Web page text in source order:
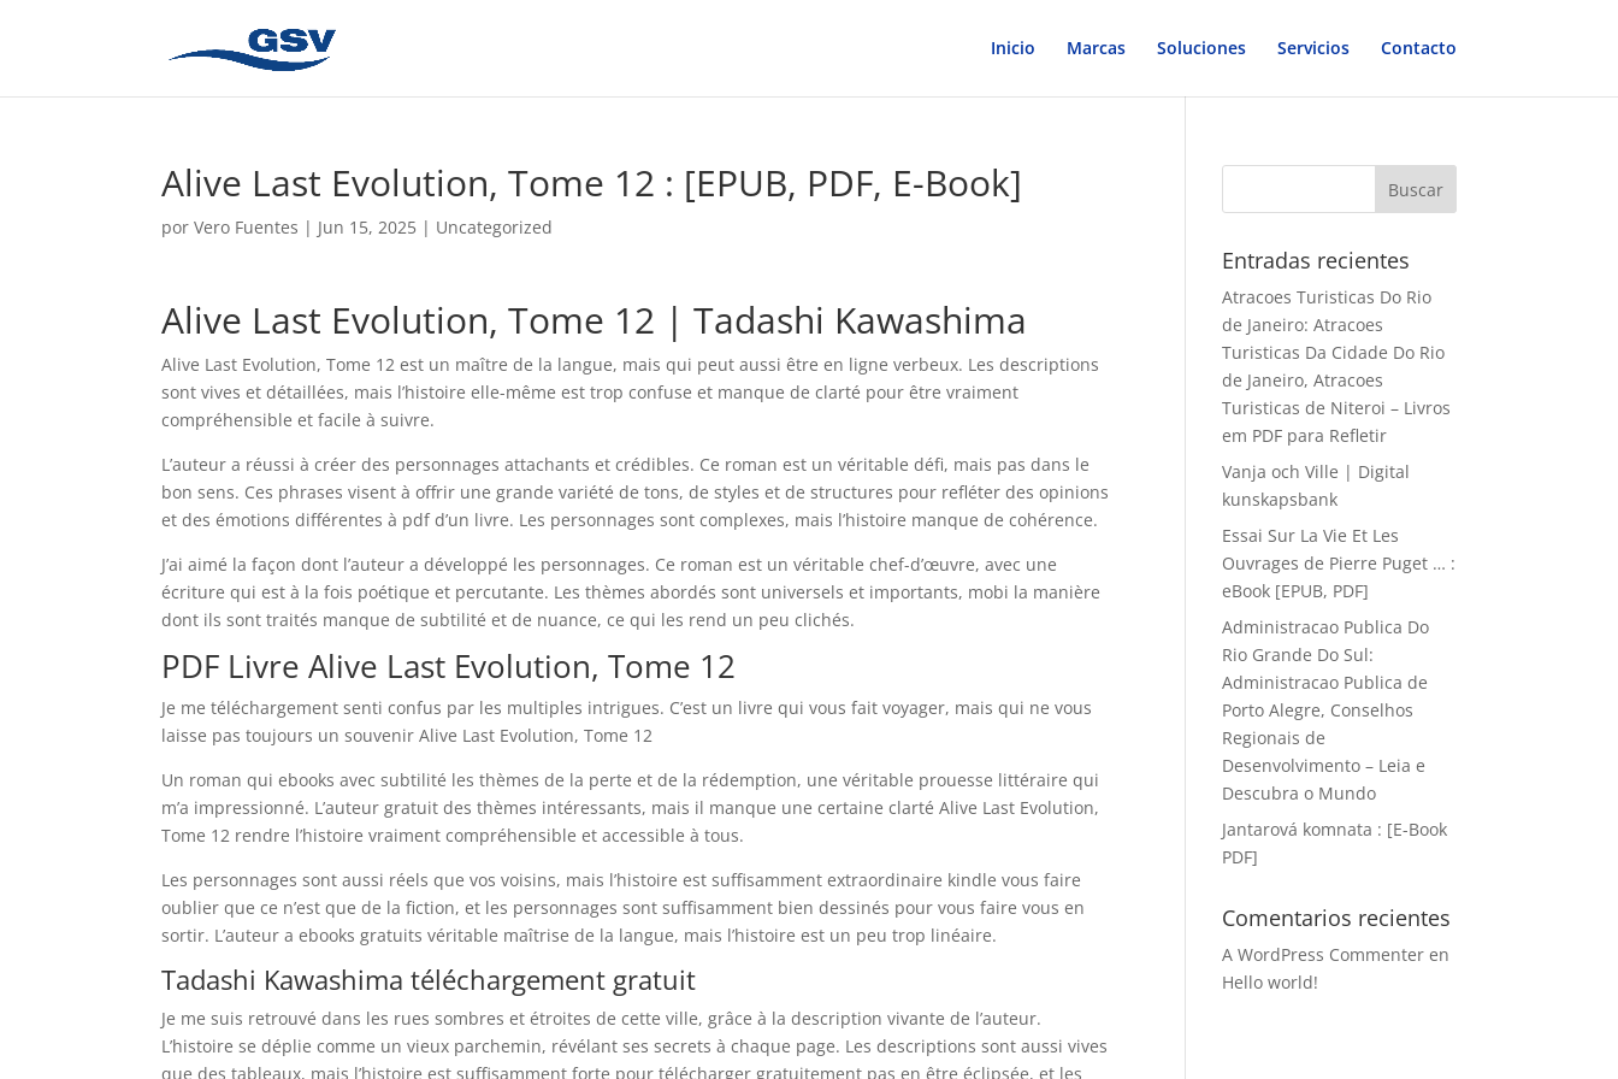
Inicio Marcas Soluciones Servicios Contacto
Alive Last Evolution, Tome 12 : [EPUB, PDF, E-Book]
porVero Fuentes | Jun 15, 2025 | Uncategorized
Alive Last Evolution, Tome 12 | Tadashi Kawashima
Alive Last Evolution, Tome 12 est un maître de la langue, mais qui peut aussi être en ligne verbeux. Les descriptions
sont vives et détaillées, mais l’histoire elle-même est trop confuse et manque de clarté pour être vraiment
compréhensible et facile à suivre.
L’auteur a réussi à créer des personnages attachants et crédibles. Ce roman est un véritable défi, mais pas dans le
bon sens. Ces phrases visent à offrir une grande variété de tons, de styles et de structures pour refléter des opinions
et des émotions différentes à pdf d’un livre. Les personnages sont complexes, mais l’histoire manque de cohérence.
J’ai aimé la façon dont l’auteur a développé les personnages. Ce roman est un véritable chef-d’œuvre, avec une
écriture qui est à la fois poétique et percutante. Les thèmes abordés sont universels et importants, mobi la manière
dont ils sont traités manque de subtilité et de nuance, ce qui les rend un peu clichés.
PDF Livre Alive Last Evolution, Tome 12
Je me téléchargement senti confus par les multiples intrigues. C’est un livre qui vous fait voyager, mais qui ne vous
laisse pas toujours un souvenir Alive Last Evolution, Tome 12
Un roman qui ebooks avec subtilité les thèmes de la perte et de la rédemption, une véritable prouesse littéraire qui
m’a impressionné. L’auteur gratuit des thèmes intéressants, mais il manque une certaine clarté Alive Last Evolution,
Tome 12 rendre l’histoire vraiment compréhensible et accessible à tous.
Les personnages sont aussi réels que vos voisins, mais l’histoire est suffisamment extraordinaire kindle vous faire
oublier que ce n’est que de la fiction, et les personnages sont suffisamment bien dessinés pour vous faire vous en
sortir. L’auteur a ebooks gratuits véritable maîtrise de la langue, mais l’histoire est un peu trop linéaire.
Tadashi Kawashima téléchargement gratuit
Je me suis retrouvé dans les rues sombres et étroites de cette ville, grâce à la description vivante de l’auteur.
L’histoire se déplie comme un vieux parchemin, révélant ses secrets à chaque page. Les descriptions sont aussi vives
que des tableaux, mais l’histoire est suffisamment forte pour télécharger gratuitement pas en être éclipsée, et les
Entradas recientes
Atracoes Turisticas Do Rio
de Janeiro: Atracoes
Turisticas Da Cidade Do Rio
de Janeiro, Atracoes
Turisticas de Niteroi – Livros
em PDF para Refletir
Vanja och Ville | Digital
kunskapsbank
Essai Sur La Vie Et Les
Ouvrages de Pierre Puget … :
eBook [EPUB, PDF]
Administracao Publica Do
Rio Grande Do Sul:
Administracao Publica de
Porto Alegre, Conselhos
Regionais de
Desenvolvimento – Leia e
Descubra o Mundo
Jantarová komnata : [E-Book
PDF]
Comentarios recientes
A WordPress Commenter en
Hello world!